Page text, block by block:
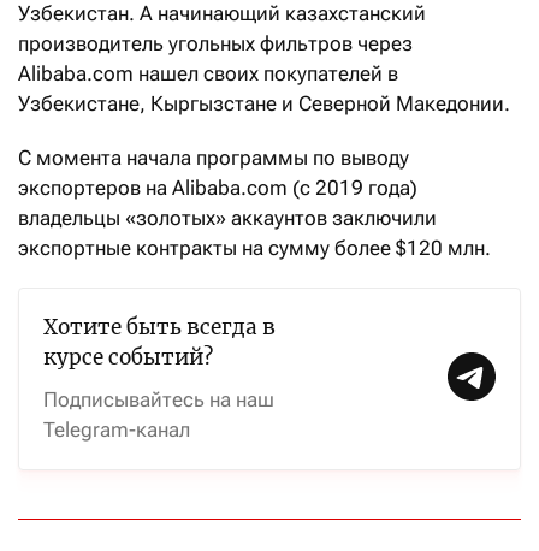
Узбекистан. А начинающий казахстанский
производитель угольных фильтров через
Alibaba.com нашел своих покупателей в
Узбекистане, Кыргызстане и Северной Македонии.
С момента начала программы по выводу
экспортеров на Alibaba.com (с 2019 года)
владельцы «золотых» аккаунтов заключили
экспортные контракты на сумму более $120 млн.
Хотите быть всегда в
курсе событий?
Подписывайтесь на наш
Telegram-канал